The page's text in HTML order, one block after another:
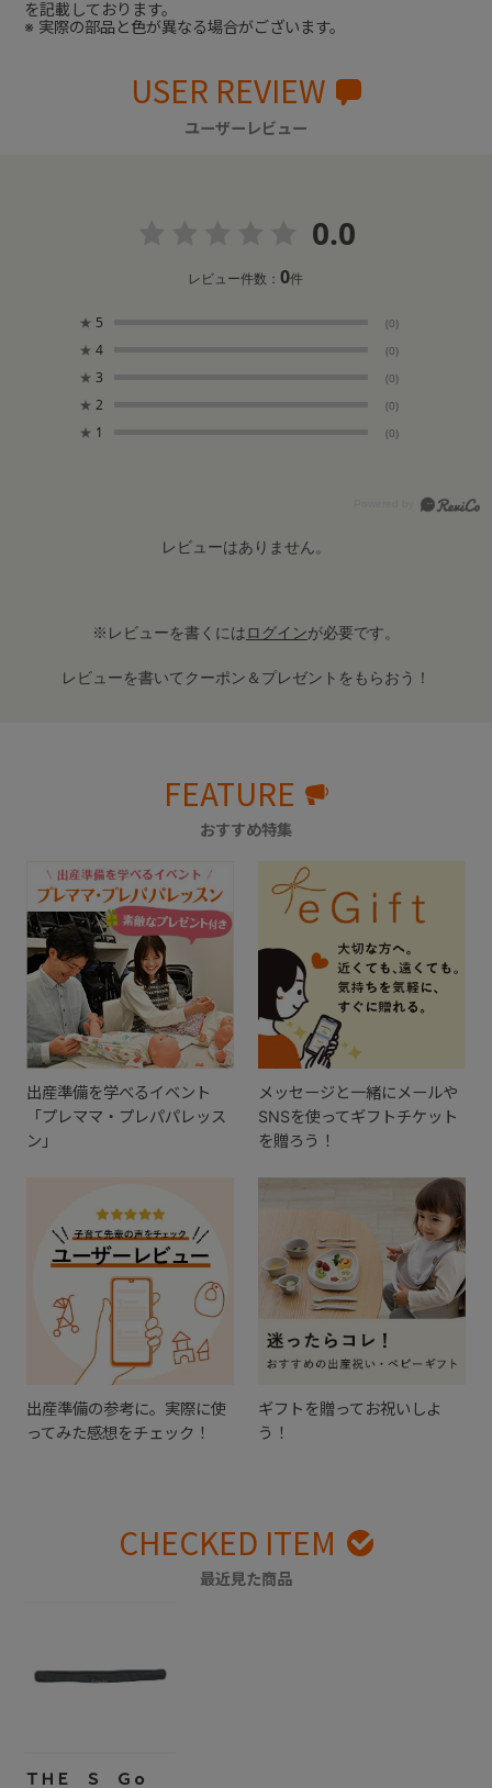
を記載しております。
※ 実際の部品と色が異なる場合がございます。
USER REVIEW
ユーザーレビュー
0.0
レビュー件数：0件
★ 5 (0)
★ 4 (0)
★ 3 (0)
★ 2 (0)
★ 1 (0)
レビューはありません。
※レビューを書くにはログインが必要です。
レビューを書いてクーポン＆プレゼントをもらおう！
FEATURE
おすすめ特集
出産準備を学べるイベント
「プレママ・プレパパレッス
ン」
メッセージと一緒にメールや
SNSを使ってギフトチケット
を贈ろう！
出産準備の参考に。実際に使
ってみた感想をチェック！
ギフトを贈ってお祝いしよ
う！
CHECKED ITEM
最近見た商品
ＴＨＥ Ｓ Ｇｏ